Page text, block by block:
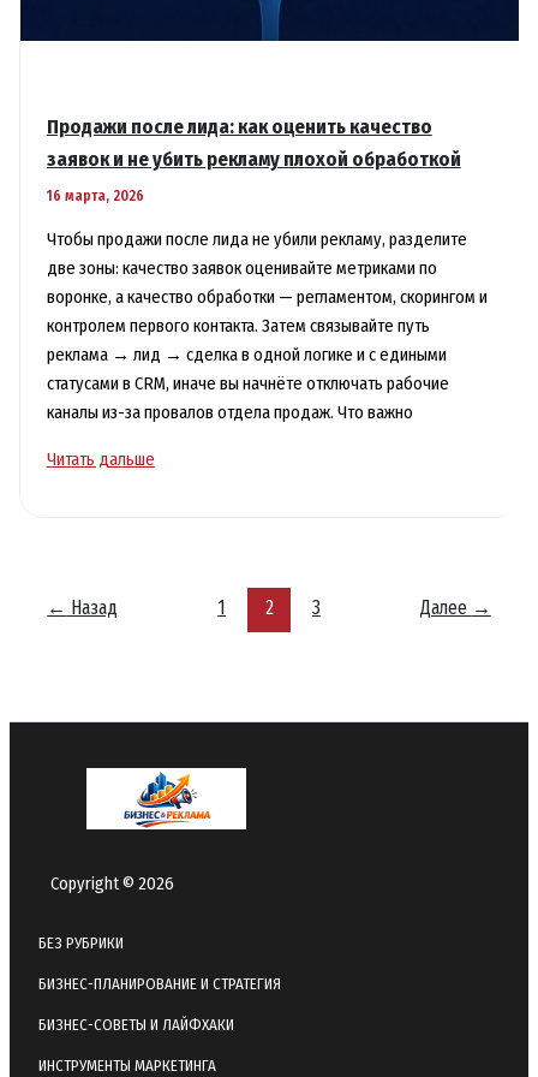
Продажи после лида: как оценить качество
заявок и не убить рекламу плохой обработкой
16 марта, 2026
Чтобы продажи после лида не убили рекламу, разделите
две зоны: качество заявок оценивайте метриками по
воронке, а качество обработки — регламентом, скорингом и
контролем первого контакта. Затем связывайте путь
реклама → лид → сделка в одной логике и с едиными
статусами в CRM, иначе вы начнёте отключать рабочие
каналы из-за провалов отдела продаж. Что важно
Продажи
качество
убить
плохой
Читать дальше
← Назад 1 2 3 Далее →
Copyright © 2026
БЕЗ РУБРИКИ
БИЗНЕС-ПЛАНИРОВАНИЕ И СТРАТЕГИЯ
БИЗНЕС-СОВЕТЫ И ЛАЙФХАКИ
ИНСТРУМЕНТЫ МАРКЕТИНГА